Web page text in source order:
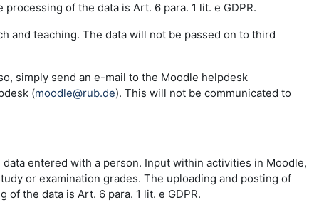
of the data is Art. 6 para. 1 lit. e GDPR.
and teaching. The data will not be passed on to third
simply send an e-mail to the Moodle helpdesk
(moodle@rub.de). This will not be communicated to
entered with a person. Input within activities in Moodle,
or examination grades. The uploading and posting of
the data is Art. 6 para. 1 lit. e GDPR.